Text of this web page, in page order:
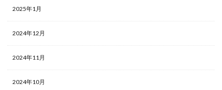
2025年1月
2024年12月
2024年11月
2024年10月